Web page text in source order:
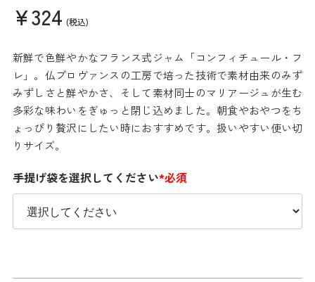
¥324 (税込)
新鮮で色鮮やかなフランス式ジャム「コンフィチュール・フ
レ」。仏プロヴァンスの工房で培った技術で素材由来のみず
みずしさと鮮やかさ、そして素材同士のマリアージュが生む
多彩な味わいをぎゅっと閉じ込めました。朝食やおやつをち
ょっぴり贅沢にしたい時におすすめです。扱いやすい使い切
りサイズ。
手提げ袋を選択してください*必須